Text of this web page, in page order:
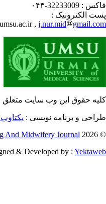
: 32233009-۰۴۴
الکترونیک :
umsu.ac.ir ,j.nur.mid
حقوق این وب سایت متعلق
و برنامه نویسی : یکتاوب
©
And Midwifery Journal
& Developed by :